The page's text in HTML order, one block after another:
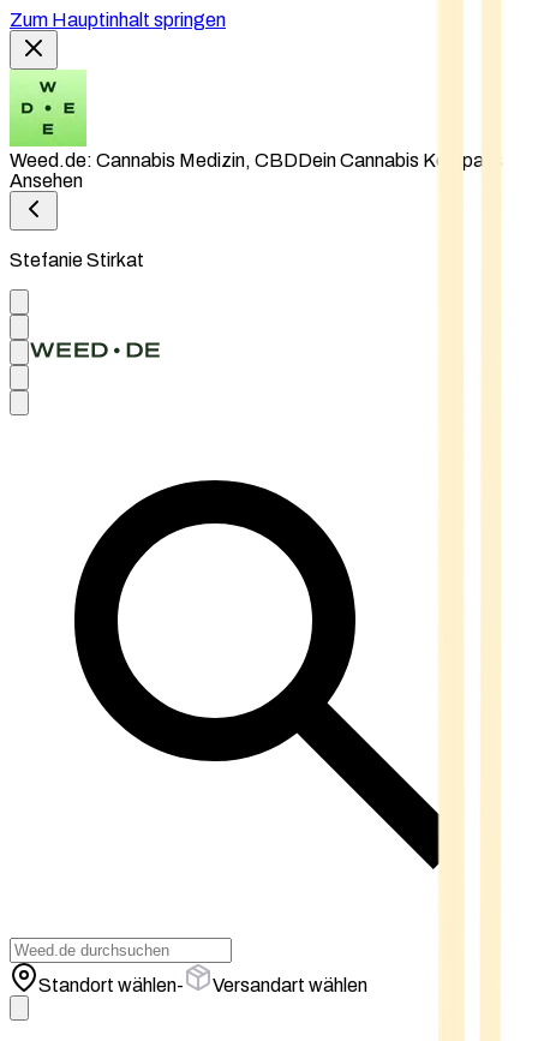
Zum Hauptinhalt springen
Weed.de: Cannabis Medizin, CBDDein Cannabis Kompass
Ansehen
Stefanie Stirkat
Standort wählen- Versandart wählen